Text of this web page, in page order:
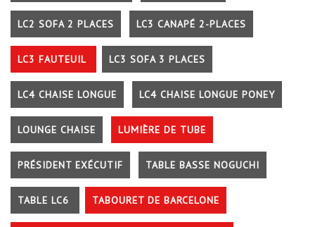
LC2 SOFA 2 PLACES LC3 CANAPÉ 2-PLACES
LC3 FAUTEUIL LC3 SOFA 3 PLACES
LC4 CHAISE LONGUE LC4 CHAISE LONGUE PONEY
LOUNGE CHAISE LUMIÈRE DE TUBE
PRÉSIDENT EXÉCUTIF TABLE BASSE NOGUCHI
TABLE LC6 TABOURET DE BARCELONE